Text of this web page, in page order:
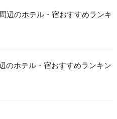
辺のホテル・宿おすすめランキ
のホテル・宿おすすめランキン